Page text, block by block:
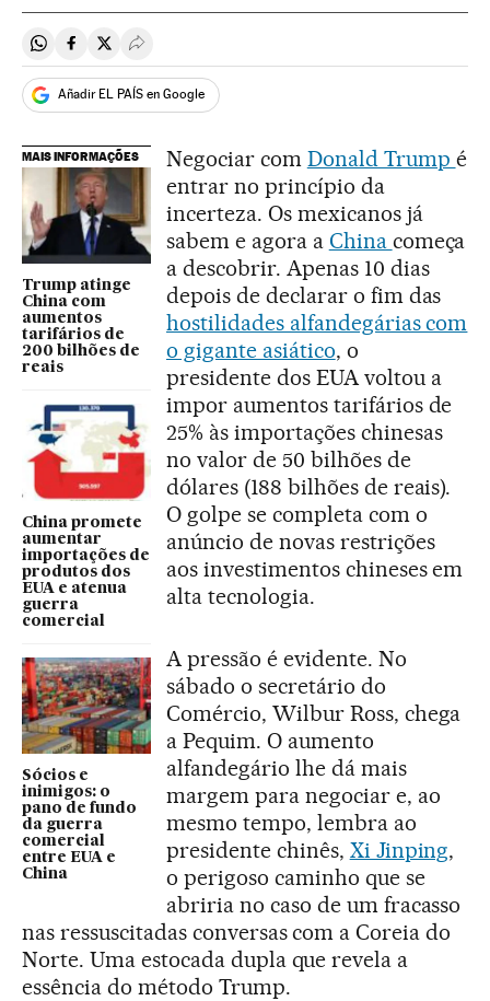
Compartir en Whatsapp
Compartir en Facebook
Compartir en Twitter
Desplegar Redes Sociales
Añadir EL PAÍS en Google
MAIS INFORMAÇÕES
Trump atinge
China com
aumentos
tarifários de
200 bilhões de
reais
China promete
aumentar
importações de
produtos dos
EUA e atenua
guerra
comercial
Sócios e
inimigos: o
pano de fundo
da guerra
comercial
entre EUA e
China
Negociar com Donald Trump é
entrar no princípio da
incerteza. Os mexicanos já
sabem e agora a China começa
a descobrir. Apenas 10 dias
depois de declarar o fim das
hostilidades alfandegárias com
o gigante asiático, o
presidente dos EUA voltou a
impor aumentos tarifários de
25% às importações chinesas
no valor de 50 bilhões de
dólares (188 bilhões de reais).
O golpe se completa com o
anúncio de novas restrições
aos investimentos chineses em
alta tecnologia.
A pressão é evidente. No
sábado o secretário do
Comércio, Wilbur Ross, chega
a Pequim. O aumento
alfandegário lhe dá mais
margem para negociar e, ao
mesmo tempo, lembra ao
presidente chinês, Xi Jinping,
o perigoso caminho que se
abriria no caso de um fracasso
nas ressuscitadas conversas com a Coreia do
Norte. Uma estocada dupla que revela a
essência do método Trump.